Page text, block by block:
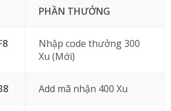
PHẦN THƯỞNG
Nhập code thưởng 300
Xu (Mới)
Add mã nhận 400 Xu